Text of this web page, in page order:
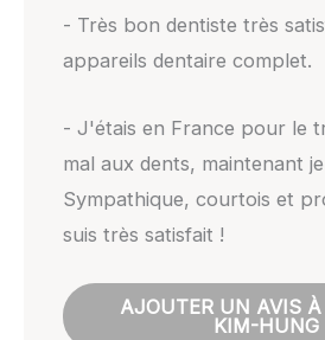
- Très bon dentiste très
appareils dentaire complet.
- J'étais en France pour le
mal aux dents, maintenant
Sympathique, courtois et
suis très satisfait !
AJOUTER UN AVIS À
KIM-HUNG